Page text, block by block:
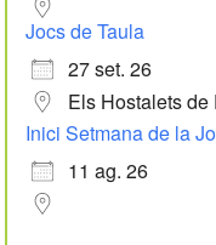
Jocs de Taula
27 set. 26
Els Hostalets de
Inici Setmana de la
11 ag. 26